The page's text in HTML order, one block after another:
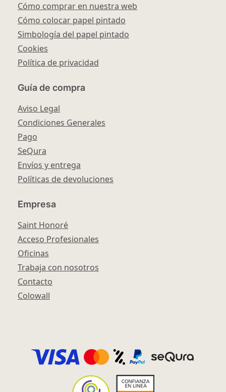
Cómo comprar en nuestra web
Cómo colocar papel pintado
Simbología del papel pintado
Cookies
Política de privacidad
Guía de compra
Aviso Legal
Condiciones Generales
Pago
SeQura
Envíos y entrega
Políticas de devoluciones
Empresa
Saint Honoré
Acceso Profesionales
Oficinas
Trabaja con nosotros
Contacto
Colowall